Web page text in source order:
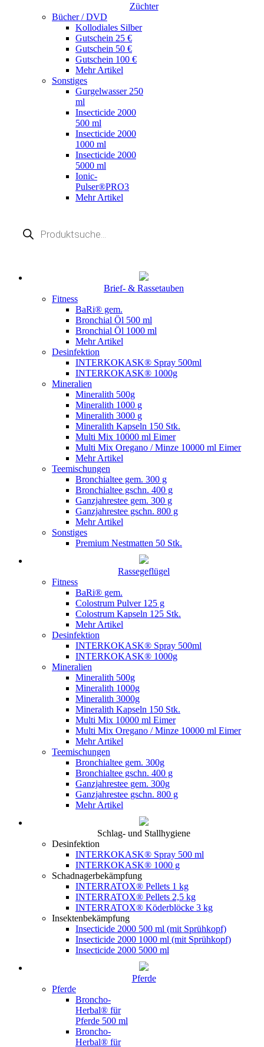
Züchter
Bücher / DVD
Kollodiales Silber
Gutschein 25 €
Gutschein 50 €
Gutschein 100 €
Mehr Artikel
Sonstiges
Gurgelwasser 250
ml
Insecticide 2000
500 ml
Insecticide 2000
1000 ml
Insecticide 2000
5000 ml
Ionic-
Pulser®PRO3
Mehr Artikel
search
Brief- & Rassetauben
Fitness
BaRi® gem.
Bronchial Öl 500 ml
Bronchial Öl 1000 ml
Mehr Artikel
Desinfektion
INTERKOKASK® Spray 500ml
INTERKOKASK® 1000g
Mineralien
Mineralith 500g
Mineralith 1000 g
Mineralith 3000 g
Mineralith Kapseln 150 Stk.
Multi Mix 10000 ml Eimer
Multi Mix Oregano / Minze 10000 ml Eimer
Mehr Artikel
Teemischungen
Bronchialtee gem. 300 g
Bronchialtee gschn. 400 g
Ganzjahrestee gem. 300 g
Ganzjahrestee gschn. 800 g
Mehr Artikel
Sonstiges
Premium Nestmatten 50 Stk.
Rassegeflügel
Fitness
BaRi® gem.
Colostrum Pulver 125 g
Colostrum Kapseln 125 Stk.
Mehr Artikel
Desinfektion
INTERKOKASK® Spray 500ml
INTERKOKASK® 1000g
Mineralien
Mineralith 500g
Mineralith 1000g
Mineralith 3000g
Mineralith Kapseln 150 Stk.
Multi Mix 10000 ml Eimer
Multi Mix Oregano / Minze 10000 ml Eimer
Mehr Artikel
Teemischungen
Bronchialtee gem. 300g
Bronchialtee gschn. 400 g
Ganzjahrestee gem. 300g
Ganzjahrestee gschn. 800 g
Mehr Artikel
Schlag- und Stallhygiene
Desinfektion
INTERKOKASK® Spray 500 ml
INTERKOKASK® 1000 g
Schadnagerbekämpfung
INTERRATOX® Pellets 1 kg
INTERRATOX® Pellets 2,5 kg
INTERRATOX® Köderblöcke 3 kg
Insektenbekämpfung
Insecticide 2000 500 ml (mit Sprühkopf)
Insecticide 2000 1000 ml (mit Sprühkopf)
Insecticide 2000 5000 ml
Pferde
Pferde
Broncho-
Herbal® für
Pferde 500 ml
Broncho-
Herbal® für